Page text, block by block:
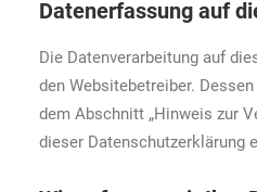
Datenerfassung auf
Die Datenverarbeitung auf
den Websitebetreiber.
dem Abschnitt „Hinweis zur
dieser Datenschutzerklärung